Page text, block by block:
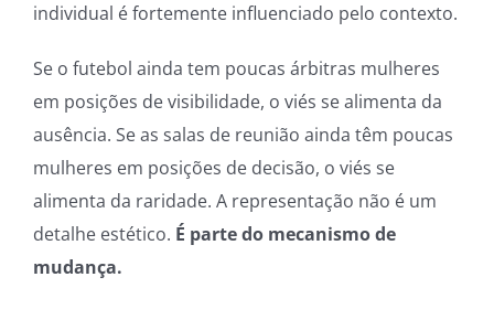
individual é fortemente influenciado pelo contexto.
Se o futebol ainda tem poucas árbitras mulheres
em posições de visibilidade, o viés se alimenta da
ausência. Se as salas de reunião ainda têm poucas
mulheres em posições de decisão, o viés se
alimenta da raridade. A representação não é um
detalhe estético. É parte do mecanismo de
mudança.